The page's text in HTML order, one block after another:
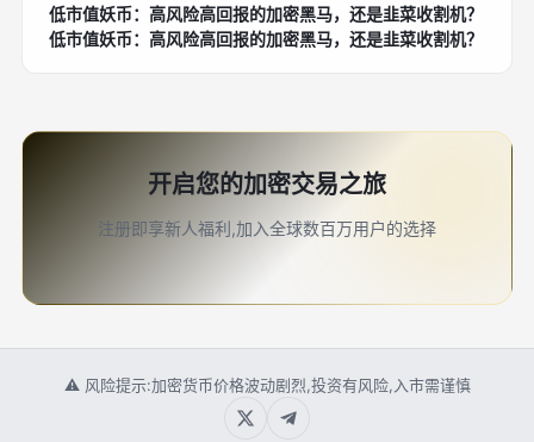
低市值妖币：高风险高回报的加密黑马，还是韭菜收割机？
低市值妖币：高风险高回报的加密黑马，还是韭菜收割机？
开启您的加密交易之旅
注册即享新人福利,加入全球数百万用户的选择
⚠ 风险提示:加密货币价格波动剧烈,投资有风险,入市需谨慎